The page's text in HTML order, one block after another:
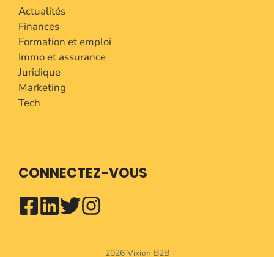
Actualités
Finances
Formation et emploi
Immo et assurance
Juridique
Marketing
Tech
CONNECTEZ-VOUS
2026 Vixion B2B